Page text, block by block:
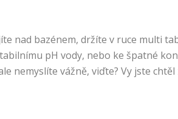
nad bazénem, držíte v ruce multi
pH vody, nebo ke špatné
nemyslíte vážně, viďte? Vy jste